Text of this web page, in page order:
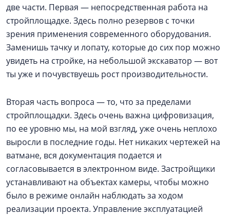
две части. Первая — непосредственная работа на
стройплощадке. Здесь полно резервов с точки
зрения применения современного оборудования.
Заменишь тачку и лопату, которые до сих пор можно
увидеть на стройке, на небольшой экскаватор — вот
ты уже и почувствуешь рост производительности.
Вторая часть вопроса — то, что за пределами
стройплощадки. Здесь очень важна цифровизация,
по ее уровню мы, на мой взгляд, уже очень неплохо
выросли в последние годы. Нет никаких чертежей на
ватмане, вся документация подается и
согласовывается в электронном виде. Застройщики
устанавливают на объектах камеры, чтобы можно
было в режиме онлайн наблюдать за ходом
реализации проекта. Управление эксплуатацией